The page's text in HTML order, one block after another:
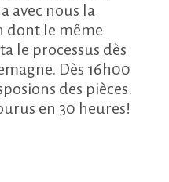
avec nous la
dont le même
le processus dès
Dès 16h00
des pièces.
en 30 heures!